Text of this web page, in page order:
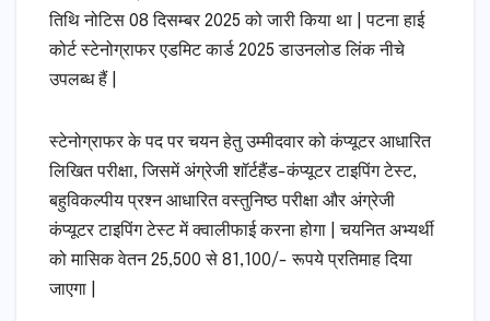
तिथि नोटिस 08 दिसम्बर 2025 को जारी किया था | पटना हाई
कोर्ट स्टेनोग्राफर एडमिट कार्ड 2025 डाउनलोड लिंक नीचे
उपलब्ध हैं |
स्टेनोग्राफर के पद पर चयन हेतु उम्मीदवार को कंप्यूटर आधारित
लिखित परीक्षा, जिसमें अंग्रेजी शॉर्टहैंड-कंप्यूटर टाइपिंग टेस्ट,
बहुविकल्पीय प्रश्न आधारित वस्तुनिष्ठ परीक्षा और अंग्रेजी
कंप्यूटर टाइपिंग टेस्ट में क्वालीफाई करना होगा | चयनित अभ्यर्थी
को मासिक वेतन 25,500 से 81,100/- रूपये प्रतिमाह दिया
जाएगा |